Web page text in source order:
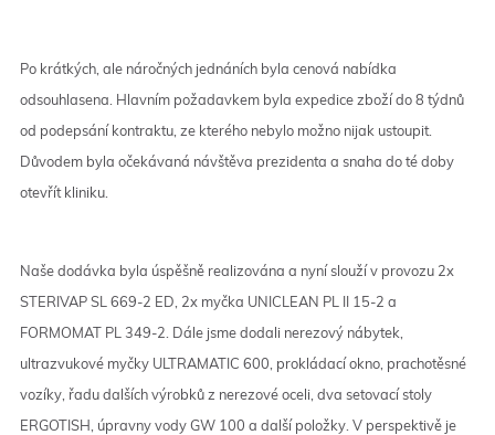
Po krátkých, ale náročných jednáních byla cenová nabídka
odsouhlasena. Hlavním požadavkem byla expedice zboží do 8 týdnů
od podepsání kontraktu, ze kterého nebylo možno nijak ustoupit.
Důvodem byla očekávaná návštěva prezidenta a snaha do té doby
otevřít kliniku.
Naše dodávka byla úspěšně realizována a nyní slouží v provozu 2x
STERIVAP SL 669-2 ED, 2x myčka UNICLEAN PL II 15-2 a
FORMOMAT PL 349-2. Dále jsme dodali nerezový nábytek,
ultrazvukové myčky ULTRAMATIC 600, prokládací okno, prachotěsné
vozíky, řadu dalších výrobků z nerezové oceli, dva setovací stoly
ERGOTISH, úpravny vody GW 100 a další položky. V perspektivě je